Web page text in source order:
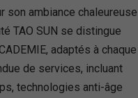
son ambiance chaleureuse
TAO SUN se distingue
adaptés à chaque
de services, incluant
technologies anti-âge